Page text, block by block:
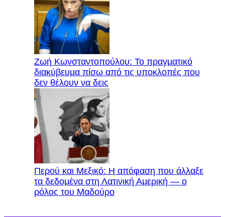
Ζωή Κωνσταντοπούλου: Το πραγματικό
διακύβευμα πίσω από τις υποκλοπές που
δεν θέλουν να δεις
Περού και Μεξικό: Η απόφαση που άλλαξε
τα δεδομένα στη Λατινική Αμερική — ο
ρόλος του Μαδούρο